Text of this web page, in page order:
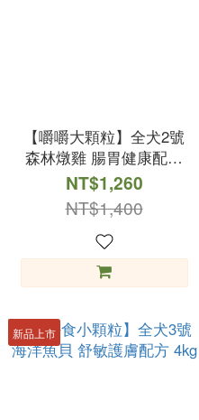
【嚼嚼大顆粒】全犬2號
森林燉雞 腸胃健康配方
4kg
NT$1,260
NT$1,400
新品上市